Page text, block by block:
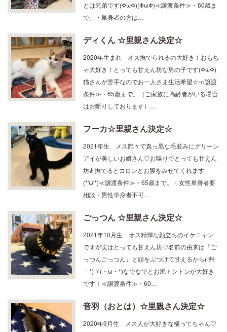
とは兄弟です(ΦωΦ)(ΦωΦ)≪譲渡条件≫・60歳ま
で。・単身者の方は…
ディくん ☆里親さん決定☆
2020年生まれ オス撫でられるの大好き！おもち
ゃ大好き！とっても甘えん坊な男の子です(ΦωΦ)
猫さんが苦手なのでお一人さま生活希望☆≪譲渡
条件≫・65歳まで。（ご家族に高齢者がいる場合
はお断りしております）…
フーカ☆里親さん決定☆
2021年生 メス艶々で真っ黒な毛並みにグリーン
アイが美しいお嬢さん♡お喋りでとっても甘えん
坊♪ 撫でるとコロンとお腹をみせてくれます
(*'ω'*)≪譲渡条件≫・65歳まで。・女性単身者要
相談・男性単身者不可…
ごっつん ☆里親さん決定☆
2021年10月生 オス精悍な顔立ちのイケニャン
ですが実はとっても甘えん坊♡名前の由来は『ご
っつんごっつん』と頭をぶつけて甘えるから(´艸
｀*)ヾ(・ω・*)なでなでとお尻トントンが大好き
です！≪譲渡条件≫・60…
音羽（おとは）☆里親さん決定☆
2020年9月生 メス人が大好きな構ってちゃん♡